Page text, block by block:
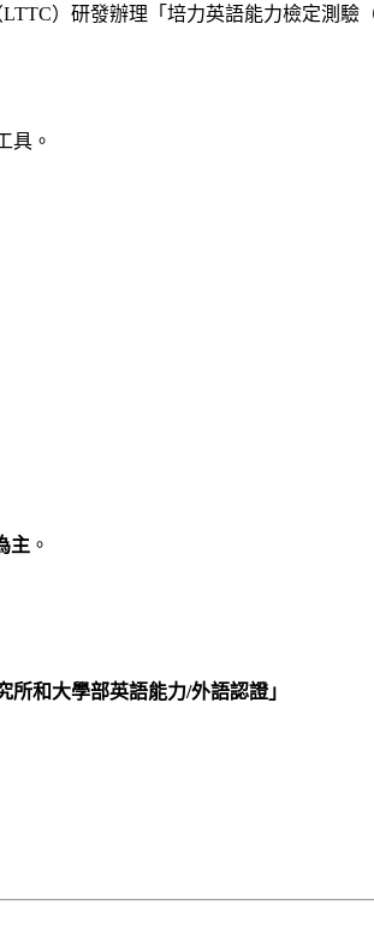
）研發辦理「培力英語能力檢定測驗（
具。
主 。
所和大學部英語能力/外語認證」